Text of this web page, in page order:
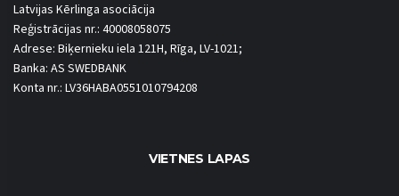
Latvijas Kērlinga asociācija
Reģistrācijas nr.: 40008058075
Adrese: Biķernieku iela 121H, Rīga, LV-1021;
Banka: AS SWEDBANK
Konta nr.: LV36HABA0551010794208
VIETNES LAPAS